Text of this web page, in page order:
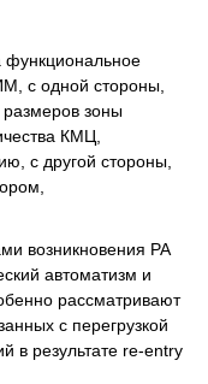
функциональное
с одной стороны,
зоны
КМЦ,
с другой стороны,
возникновения РА
автоматизм и
рассматривают
с перегрузкой
в результате re-entry